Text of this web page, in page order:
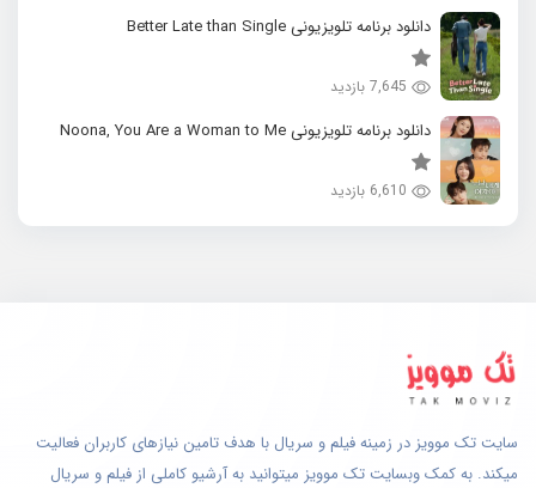
دانلود برنامه تلویزیونی Better Late than Single
7,645 بازدید
دانلود برنامه تلویزیونی Noona, You Are a Woman to Me
6,610 بازدید
سایت تک موویز در زمینه فیلم و سریال با هدف تامین نیازهای کاربران فعالیت
میکند. به کمک وبسایت تک موویز میتوانید به آرشیو کاملی از فیلم و سریال